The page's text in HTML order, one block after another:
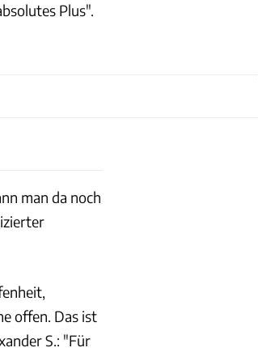
Plus".
man da noch
offen. Das ist
S.: "Für